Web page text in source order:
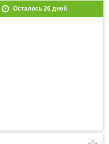
Осталось 26дней